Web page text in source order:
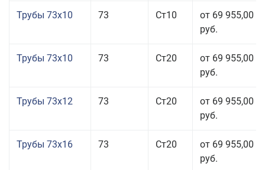
Трубы 73x10 73 Ст10
от 69 955,00
руб.
Трубы 73x10 73 Ст20
от 69 955,00
руб.
Трубы 73x12 73 Ст20
от 69 955,00
руб.
Трубы 73x16 73 Ст20
от 69 955,00
руб.